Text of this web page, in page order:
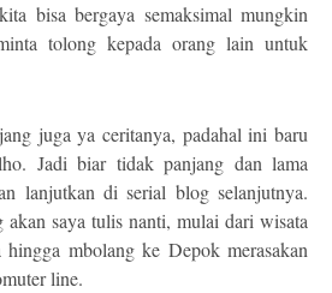
bisa bergaya semaksimal mungkin
tolong kepada orang lain untuk
juga ya ceritanya, padahal ini baru
Jadi biar tidak panjang dan lama
lanjutkan di serial blog selanjutnya.
akan saya tulis nanti, mulai dari wisata
mbolang ke Depok merasakan
line.